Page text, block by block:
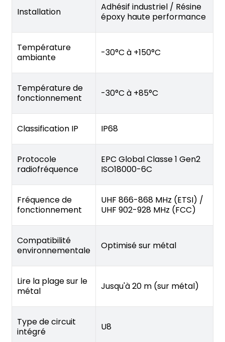
Installation
Adhésif industriel / Résine
époxy haute performance
Température
ambiante
-30°C à +150°C
Température de
fonctionnement
-30°C à +85°C
Classification IP IP68
Protocole
radiofréquence
EPC Global Classe 1 Gen2
ISO18000-6C
Fréquence de
fonctionnement
UHF 866-868 MHz (ETSI) /
UHF 902-928 MHz (FCC)
Compatibilité
environnementale
Optimisé sur métal
Lire la plage sur le
métal
Jusqu'à 20 m (sur métal)
Type de circuit
intégré
U8